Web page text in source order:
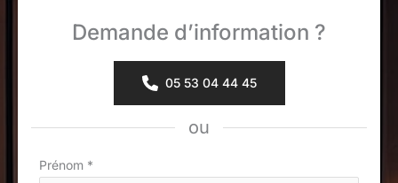
Demande d’information ?
05 53 04 44 45
ou
Formulaire
Prénom *